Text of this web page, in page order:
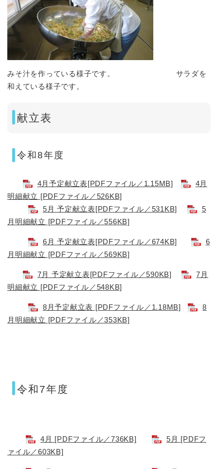
みそ汁を作っている様子です。 サラダを
和えている様子です。
献立表
令和8年度
4月予定献立表[PDFファイル／1.15MB]
4月
明細献立 [PDFファイル／526KB]
5月 予定献立表[PDFファイル／531KB]
5
月明細献立 [PDFファイル／556KB]
6月 予定献立表[PDFファイル／674KB]
6
月明細献立 [PDFファイル／569KB]
7月 予定献立表[PDFファイル／590KB]
7月
明細献立 [PDFファイル／548KB]
8月予定献立表 [PDFファイル／1.18MB]
8
月明細献立 [PDFファイル／353KB]
令和7年度
4月 [PDFファイル／736KB]
5月 [PDFフ
ァイル／603KB]